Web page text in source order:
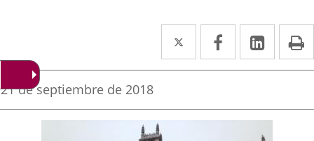
Twitter
Enlace
a
aplicación
Facebook
Enlace
a
aplicación
externa.
Enlace
a
Fecha
la
21 de septiembre de 2018